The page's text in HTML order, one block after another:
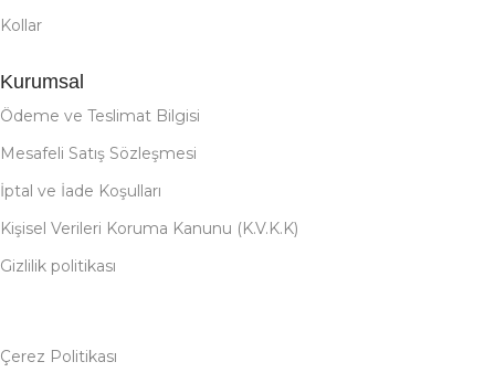
Kollar
Kurumsal
Ödeme ve Teslimat Bilgisi
Mesafeli Satış Sözleşmesi
İptal ve İade Koşulları
Kişisel Verileri Koruma Kanunu (K.V.K.K)
Gizlilik politikası
Çerez Politikası